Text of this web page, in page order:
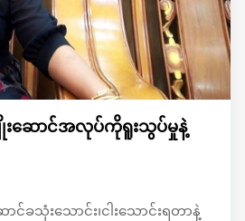
ျိုးဆောင်အလုပ်ကိုရူးသွပ်မှုနဲ့
ခသုံးသောင်း၊ငါးသောင်းရတာနဲ့